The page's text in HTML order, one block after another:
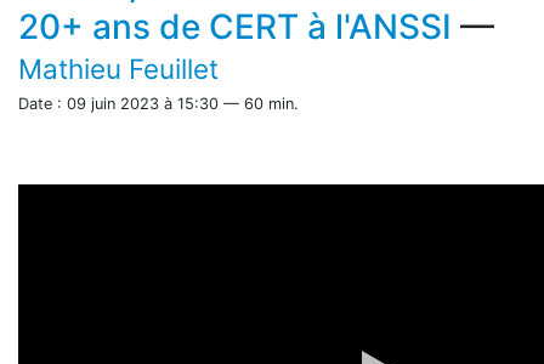
20+ ans de CERT à l'ANSSI —
Mathieu Feuillet
Date : 09 juin 2023 à 15:30 — 60 min.